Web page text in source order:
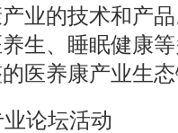
业的技术和产
生、睡眠健康
医养康产业生态
论坛活动